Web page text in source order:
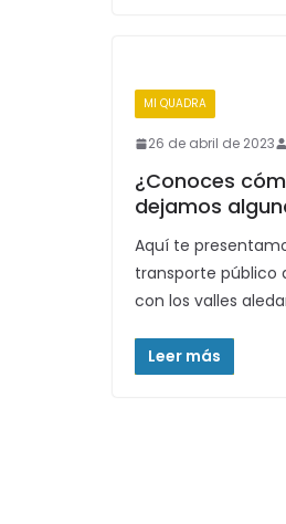
MI QUADRA
26 de abril de 2023
¿Conoces
dejamos
Aquí te
transporte público
con los valles
Leer más